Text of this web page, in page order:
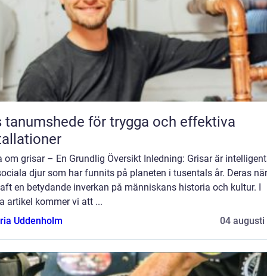
tanumshede för trygga och effektiva
om grisar – En Grundlig Översikt Inledning: Grisar är
djur som har funnits på planeten i tusentals år. Deras
en betydande inverkan på människans historia och kultur. I
artikel kommer vi att ...
Uddenholm
04 augusti